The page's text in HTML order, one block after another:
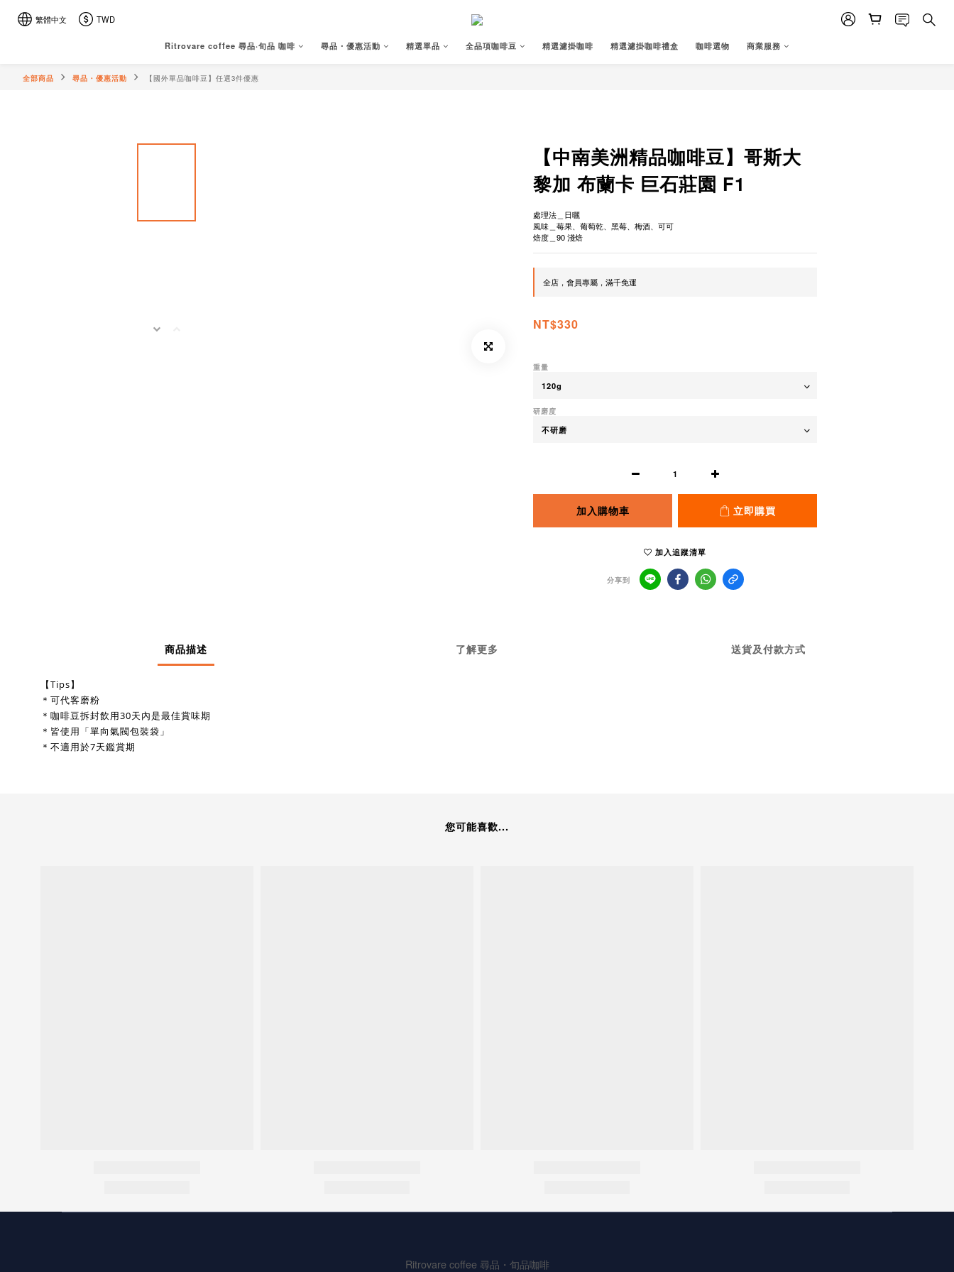
繁體中文 TWD
Ritrovare coffee 尋品·旬品 咖啡 尋品・優惠活動 精選單品 全品項咖啡豆 精選濾掛咖啡 精選濾掛咖啡禮盒 咖啡選物 商業服務
全部商品 尋品・優惠活動 【國外單品咖啡豆】任選3件優惠
【中南美洲精品咖啡豆】哥斯大
黎加 布蘭卡 巨石莊園 F1
處理法＿日曬
風味＿莓果、葡萄乾、黑莓、梅酒、可可
焙度＿90 淺焙
全店，會員專屬，滿千免運
NT$330
重量
研磨度
加入購物車 立即購買
加入追蹤清單
分享到
商品描述 了解更多 送貨及付款方式
【Tips】
＊可代客磨粉
＊咖啡豆拆封飲用30天內是最佳賞味期
＊皆使用「單向氣閥包裝袋」
＊不適用於7天鑑賞期
您可能喜歡...
Ritrovare coffee 尋品・旬品咖啡